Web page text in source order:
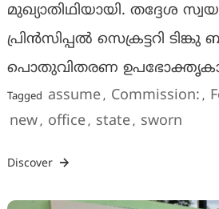
മുഖ്യാതിഥിയായി. തദ്ദേശ
പ്രിൻസിപ്പൽ സെക്രട്ടറി ടിങ്കു
പൊതുവിതരണ
Tagged assume, Commission: ,
new, office, state, sworn
Discover